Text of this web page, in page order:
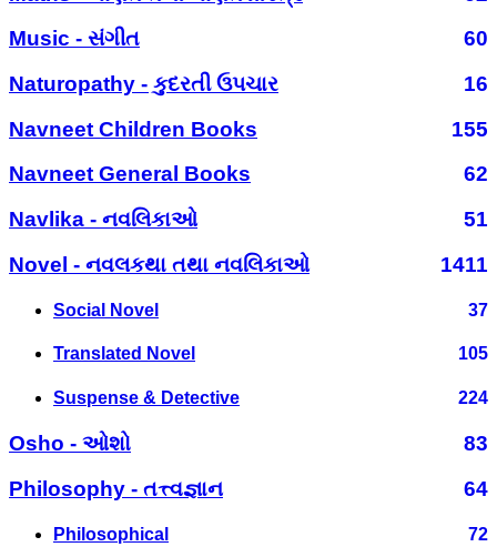
Music - સંગીત
60
Naturopathy - કુદરતી ઉપચાર
16
Navneet Children Books
155
Navneet General Books
62
Navlika - નવલિકાઓ
51
Novel - નવલકથા તથા નવલિકાઓ
1411
Social Novel 37
Translated Novel 105
Suspense & Detective 224
Osho - ઓશો
83
Philosophy - તત્ત્વજ્ઞાન
64
Philosophical 72